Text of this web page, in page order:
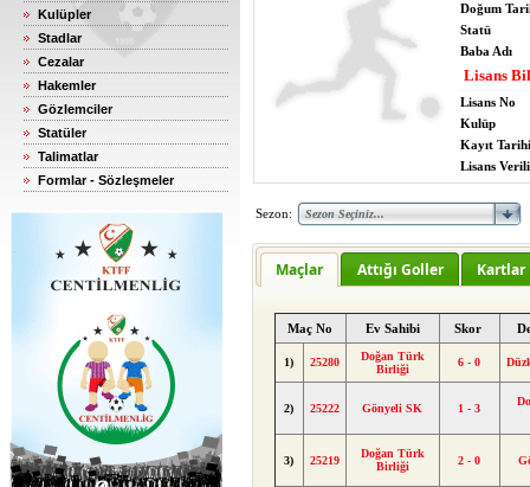
Kulüpler
Stadlar
Cezalar
Hakemler
Gözlemciler
Statüler
Talimatlar
Formlar - Sözleşmeler
Doğum
Statü
Baba Adı
Lisans
Lisans No
Kulüp
Kayıt Tarihi
Lisans
Sezon:
Maçlar Attığı Goller Kartlar
Maç No Ev Sahibi Skor
1) 25280
Doğan Türk
Birliği
6 - 0
2) 25222 Gönyeli SK 1 - 3
3) 25219
Doğan Türk
Birliği
2 - 0